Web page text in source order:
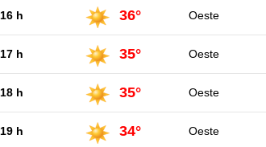
16 h 36° Oeste
17 h 35° Oeste
18 h 35° Oeste
19 h 34° Oeste